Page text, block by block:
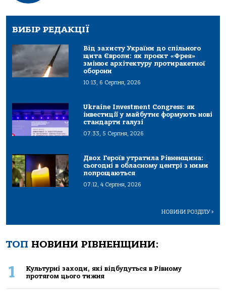
ВИБІР РЕДАКЦІЇ
Від захисту України до спільного
щита Європи: як проєкт «Фрея»
змінює архітектуру протиракетної
оборони
10:13, 6 Серпня, 2026
Ukraine Investment Congress: як
інвестиції у майбутнє формують нові
стандарти галузі
07:33, 5 Серпня, 2026
Двох Героїв утратила Рівненщина:
сьогодні в обласному центрі з ними
попрощаються
07:12, 4 Серпня, 2026
НОВИНИ РОЗДІЛУ>
ТОП НОВИНИ РІВНЕНЩИНИ:
1
Культурні заходи, які відбудуться в Рівному
протягом цього тижня